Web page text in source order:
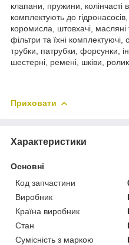
клапани, пружини,
комплектують до
коромисла, штовхачі, масляні
фільтри та їхні
трубки, патрубки, форсунки,
шестерні, ремені, шківи,
Приховати
Характеристики
Основні
Код запчастини
Виробник
Країна виробник
Стан
Сумісність з маркою